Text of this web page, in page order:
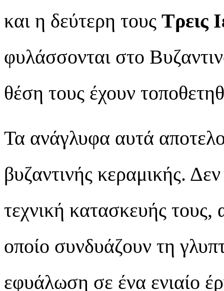
και η δεύτερη τους Τρεις
φυλάσσονται στο
θέση τους έχουν
Τα ανάγλυφα αυτά
βυζαντινής κεραμικής.
τεχνική κατασκευής τους,
οποίο συνδυάζουν τη
εφυάλωση σε ένα ενιαίο